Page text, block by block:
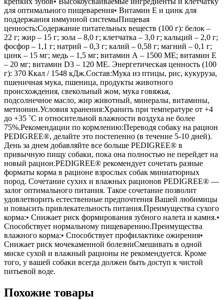
для оптимального пищеварения• Витамин Е и цинк для
поддержания иммунной системыПищевая
ценность:Содержание питательных веществ (100 г): белок –
22 г; жир – 15 г; зола – 8,0 г; клетчатка – 3,0 г; кальций – 2,0 г;
фосфор – 1,1 г; натрий – 0,3 г; калий – 0,58 г; магний – 0,1 г;
цинк – 15 мг; медь – 1,5 мг; витамин А – 1500 МЕ; витамин Е
– 20 мг; витамин D3 – 120 МЕ. Энергетическая ценность (100
г): 370 Ккал / 1548 кДж.Состав:Мука из птицы, рис, кукуруза,
пшеничная мука, пшеница, продукты животного
происхождения, свекольный жом, мука говяжья,
подсолнечное масло, жир животный, минералы, витамины,
метионин.Условия хранения:Хранить при температуре от +4
до +35 ˚C и относительной влажности воздуха не более
75%.Рекомендации по кормлению:Переводя собаку на рацион
PEDIGREE®, делайте это постепенно (в течение 5-10 дней).
День за днем добавляйте все больше PEDIGREE® в
привычную пищу собаки, пока она полностью не перейдет на
новый рацион.PEDIGREE® рекомендует сочетать разные
форматы корма в рационе взрослых собак миниатюрных
пород. Сочетание сухих и влажных рационов PEDIGREE® —
залог оптимального питания. Такое сочетание позволит
удовлетворить естественные предпочтения Вашей любимицы
и повысить привлекательность питания.Преимущества сухого
корма:• Снижает риск формирования зубного налета и камня.•
Способствует нормальному пищеварению.Преимущества
влажного корма:• Способствует профилактике ожирения•
Снижает риск мочекаменной болезниСмешивать в одной
миске сухой и влажный рационы не рекомендуется. Кроме
того, у вашей собаки всегда должен быть доступ к чистой
питьевой воде.
Похожие товары